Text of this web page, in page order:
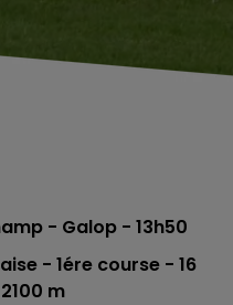
- Galop - 13h50
- 1ére course - 16
m